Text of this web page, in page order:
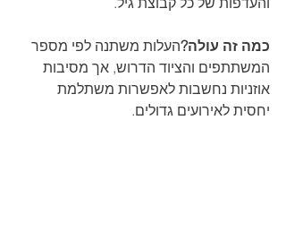
כמה זה עולה?העלות משתנה לפי מספר
המשתתפים והציוד הדרוש, אך מסיבות
אוזניות נחשבות לאפשרות משתלמת
יחסית לאירועים גדולים.